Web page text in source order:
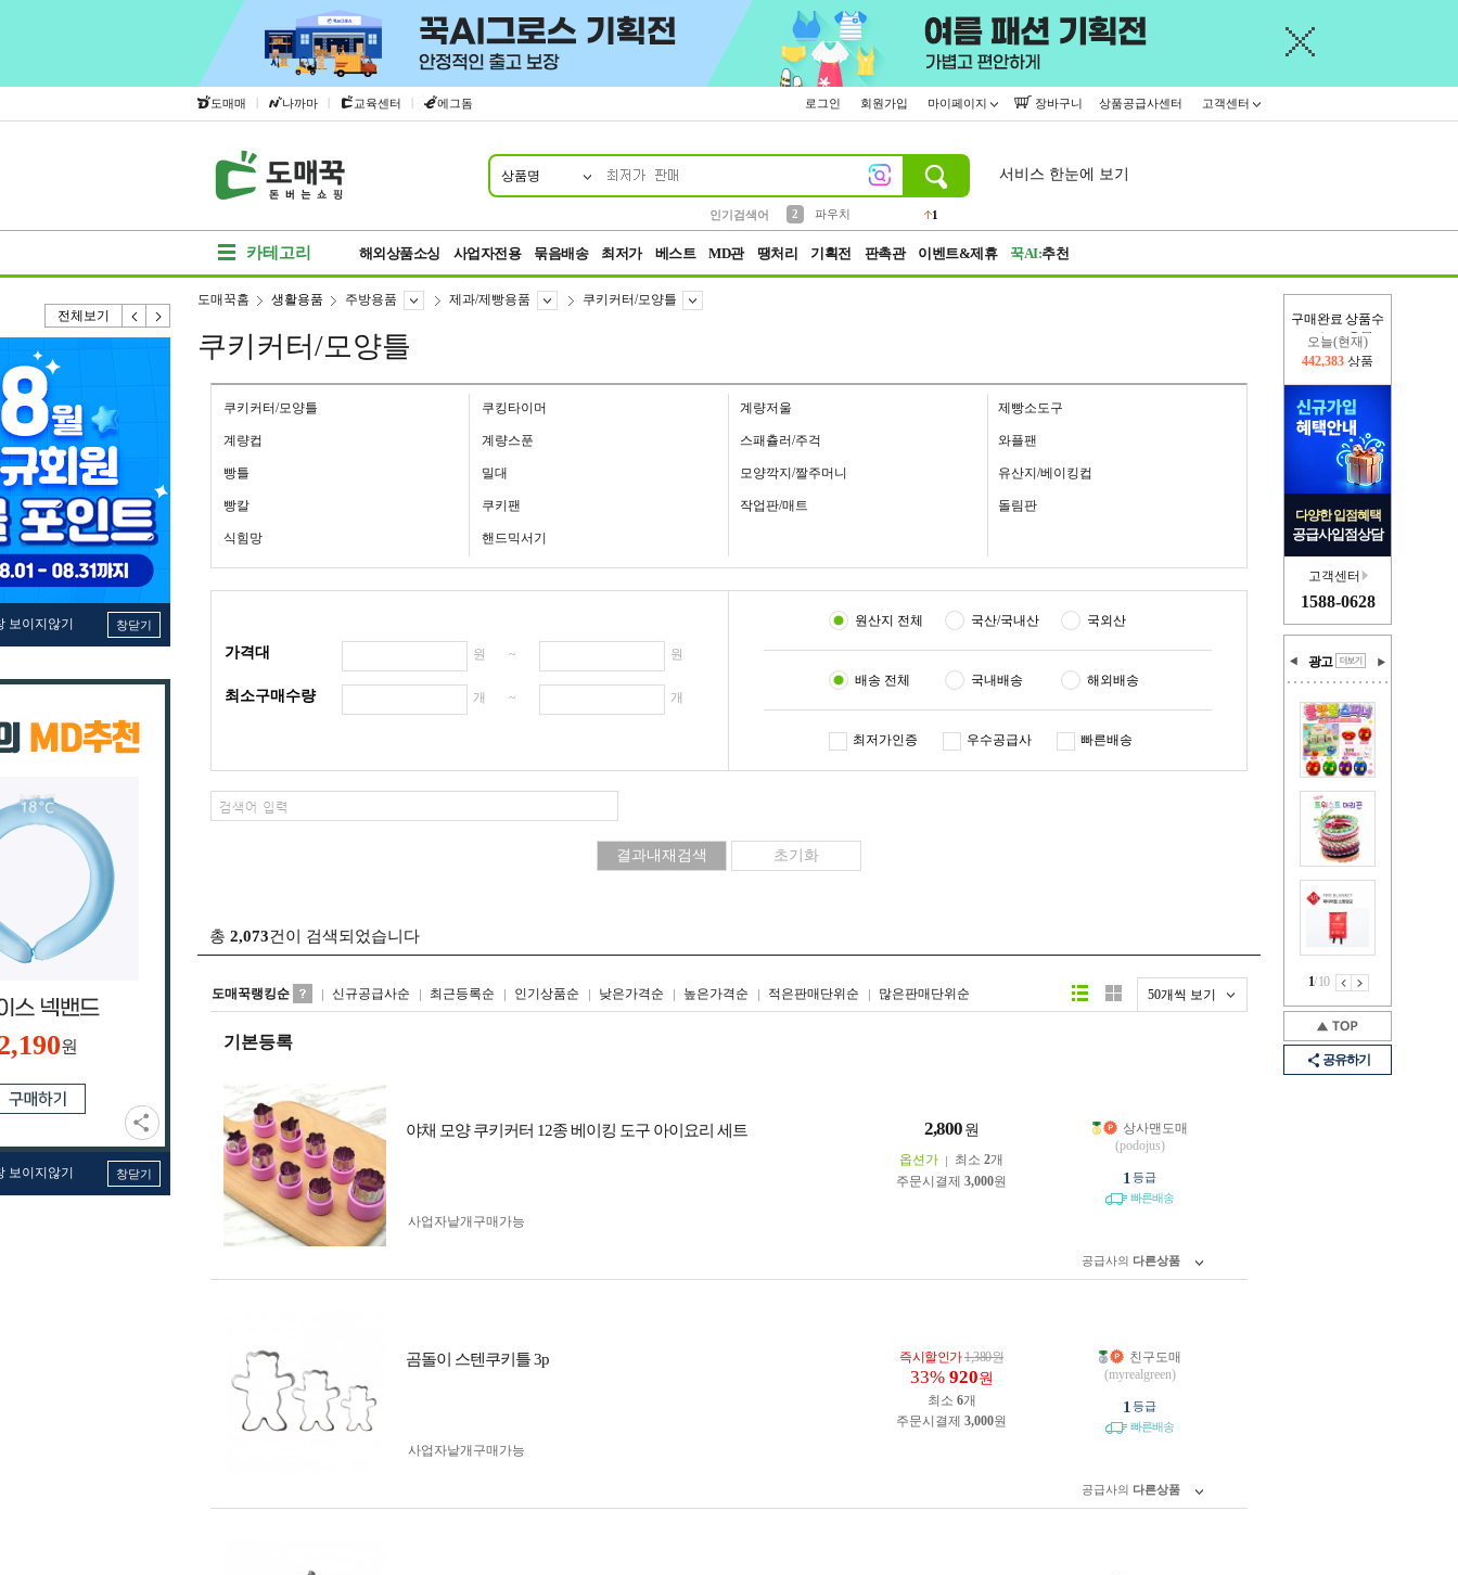
도매매 | 나까마 | 교육센터 | 에그돔 로그인 회원가입 마이페이지 장바구니 상품공급사센터 고객센터
상품명
인기검색어
2
파우치
1
서비스 한눈에 보기
카테고리 해외상품소싱 사업자전용 묶음배송 최저가 베스트 MD관 땡처리 기획전 판촉관 이벤트&제휴 꾹AI:추천
전체보기
보이지않기 창닫기
원
보이지않기 창닫기
구매완료 상품수
오늘(현재)
442,383 상품
다양한 입점혜택
공급사입점상담
고객센터
1588-0628
광고
1/10
공유하기
도매꾹홈 생활용품 주방용품 제과/제빵용품 쿠키커터/모양틀
쿠키커터/모양틀
쿠키커터/모양틀 쿠킹타이머 계량저울 제빵소도구
계량컵 계량스푼 스패츌러/주걱 와플팬
빵틀 밀대 모양깍지/짤주머니 유산지/베이킹컵
빵칼 쿠키팬 작업판/매트 돌림판
식힘망 핸드믹서기
가격대 원 ~ 원
최소구매수량 개 ~ 개
원산지 전체 국산/국내산 국외산
배송 전체 국내배송 해외배송
최저가인증 우수공급사 빠른배송
총 2,073건이 검색되었습니다
도매꾹랭킹순 신규공급사순 최근등록순 인기상품순 낮은가격순 높은가격순 적은판매단위순 많은판매단위순 50개씩 보기
리스트형갤러리형
기본등록
야채 모양 쿠키커터 12종 베이킹 도구 아이요리 세트 2,800 원
옵션가 최소 2개
주문시결제 3,000원
사업자 낱개구매가능
상사맨도매
(podojus)
1 등급
빠른배송
공급사의 다른상품
곰돌이 스텐쿠키틀 3p 즉시할인가1,380원
33% 920원
최소 6개
주문시결제 3,000원
사업자 낱개구매가능
친구도매
(myrealgreen)
1 등급
빠른배송
공급사의 다른상품